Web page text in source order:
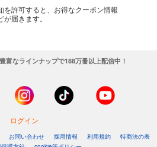
を許可すると、お得なクーポン情報
が届きます。
富なラインナップで188万冊以上配信中！
ログイン
お問い合わせ 採用情報 利用規約
特商法の表